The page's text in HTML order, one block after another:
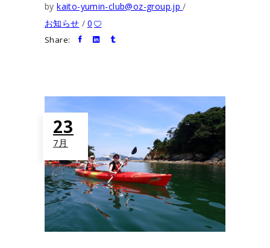
bykaito-yumin-club@oz-group.jp
お知らせ
0
Share:
23
7月